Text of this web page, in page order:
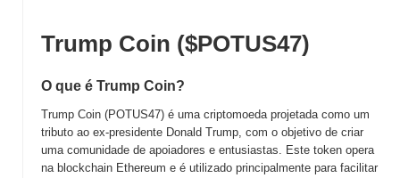
Trump Coin ($POTUS47)
O que é Trump Coin?
Trump Coin (POTUS47) é uma criptomoeda projetada como um
tributo ao ex-presidente Donald Trump, com o objetivo de criar
uma comunidade de apoiadores e entusiastas. Este token opera
na blockchain Ethereum e é utilizado principalmente para facilitar